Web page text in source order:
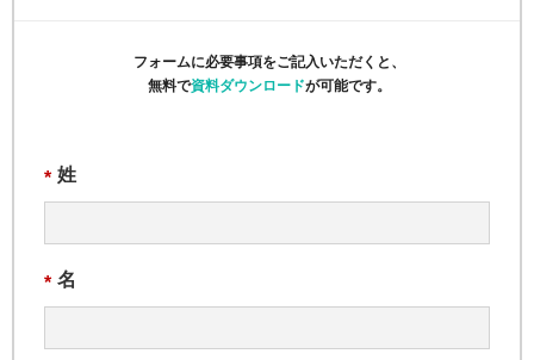
フォームに必要事項をご記入いただくと、
無料で資料ダウンロードが可能です。
* 姓
* 名